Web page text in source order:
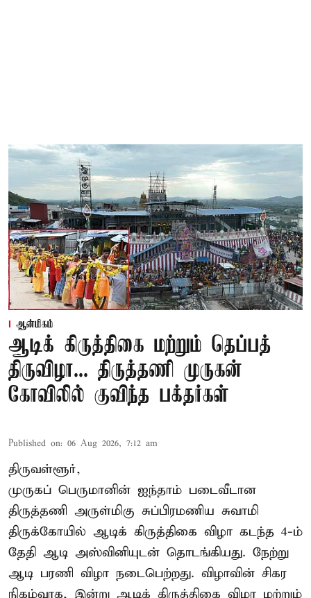
ஆன்மிகம்
ஆடிக் கிருத்திகை மற்றும் தெப்பத்
திருவிழா... திருத்தணி முருகன்
கோவிலில் குவிந்த பக்தர்கள்
Published on: 06 Aug 2026, 7:12 am
திருவள்ளூர்,
முருகப் பெருமானின் ஐந்தாம் படைவீடான
திருத்தணி அருள்மிகு சுப்பிரமணிய சுவாமி
திருக்கோயில் ஆடிக் கிருத்திகை விழா கடந்த 4-ம்
தேதி ஆடி அஸ்வினியுடன் தொடங்கியது. நேற்று
ஆடி பரணி விழா நடைபெற்றது. விழாவின் சிகர
நிகழ்வாக, இன்று ஆடிக் கிருத்திகை விழா மற்றும்